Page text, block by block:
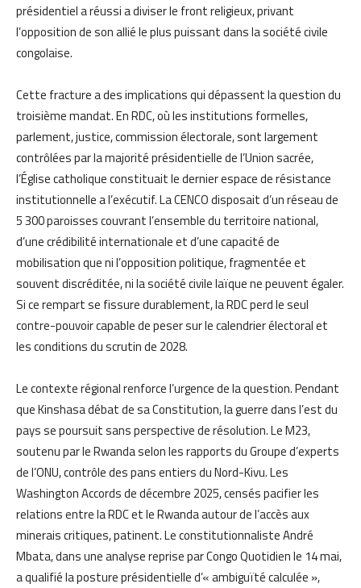
présidentiel a réussi a diviser le front religieux, privant
l’opposition de son allié le plus puissant dans la société civile
congolaise.
Cette fracture a des implications qui dépassent la question du
troisième mandat. En RDC, où les institutions formelles,
parlement, justice, commission électorale, sont largement
contrôlées par la majorité présidentielle de l’Union sacrée,
l’Église catholique constituait le dernier espace de résistance
institutionnelle a l’exécutif. La CENCO disposait d’un réseau de
5 300 paroisses couvrant l’ensemble du territoire national,
d’une crédibilité internationale et d’une capacité de
mobilisation que ni l’opposition politique, fragmentée et
souvent discréditée, ni la société civile laïque ne peuvent égaler.
Si ce rempart se fissure durablement, la RDC perd le seul
contre-pouvoir capable de peser sur le calendrier électoral et
les conditions du scrutin de 2028.
Le contexte régional renforce l’urgence de la question. Pendant
que Kinshasa débat de sa Constitution, la guerre dans l’est du
pays se poursuit sans perspective de résolution. Le M23,
soutenu par le Rwanda selon les rapports du Groupe d’experts
de l’ONU, contrôle des pans entiers du Nord-Kivu. Les
Washington Accords de décembre 2025, censés pacifier les
relations entre la RDC et le Rwanda autour de l’accès aux
minerais critiques, patinent. Le constitutionnaliste André
Mbata, dans une analyse reprise par Congo Quotidien le 14 mai,
a qualifié la posture présidentielle d’« ambiguïté calculée »,